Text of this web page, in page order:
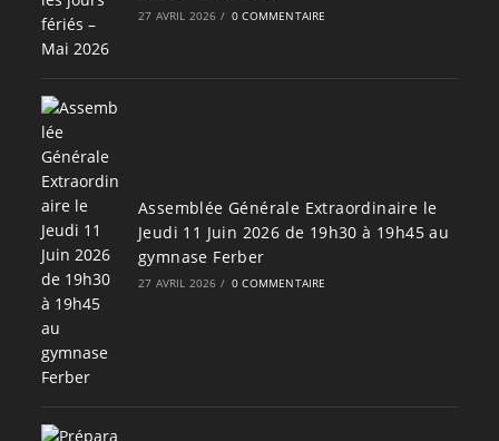
27 AVRIL 2026 / 0 COMMENTAIRE
Assemblée Générale Extraordinaire le
Jeudi 11 Juin 2026 de 19h30 à 19h45 au
gymnase Ferber
27 AVRIL 2026 / 0 COMMENTAIRE